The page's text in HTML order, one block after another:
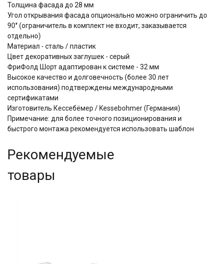
Толщина фасада до 28 мм
Угол открывания фасада опционально можно ограничить до
90° (ограничитель в комплект не входит, заказывается
отдельно)
Материал - сталь / пластик
Цвет декоративных заглушек - серый
ФриФолд Шорт адаптирован к системе - 32 мм
Высокое качество и долговечность (более 30 лет
использования) подтверждены международными
сертификатами
Изготовитель Кессебёмер / Kessebohmer (Германия)
Примечание: для более точного позиционирования и
быстрого монтажа рекомендуется использовать шаблон
Рекомендуемые
товары